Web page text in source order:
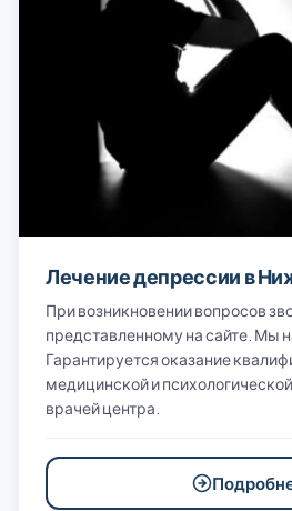
Лечение депрессии в
При возникновении вопросов
представленному на сайте. Мы
Гарантируется оказание
медицинской и
врачей центра.